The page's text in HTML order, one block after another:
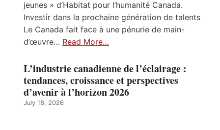
jeunes » d’Habitat pour l’humanité Canada.
Investir dans la prochaine génération de talents
Le Canada fait face à une pénurie de main-
d’œuvre… Read More…
L’industrie canadienne de l’éclairage :
tendances, croissance et perspectives
d’avenir à l’horizon 2026
July 18, 2026